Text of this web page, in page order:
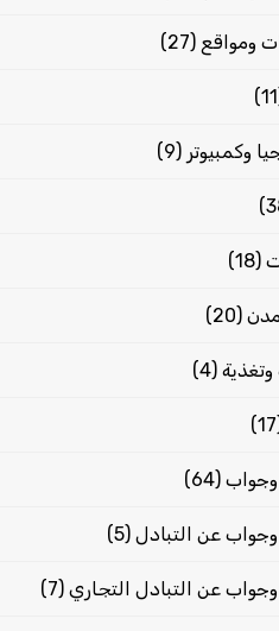
ومواقع (27)
وكمبيوتر (9)
(18)
(20)
(4)
(64)
عن التبادل (5)
عن التبادل التجاري (7)